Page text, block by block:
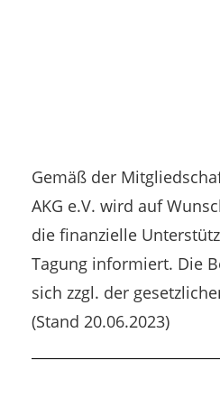
Gemäß der
AKG e.V. wird auf
die finanzielle
Tagung informiert. Die
sich zzgl. der
(Stand 20.06.2023)